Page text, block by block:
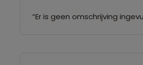
“Er is geen omschrijving